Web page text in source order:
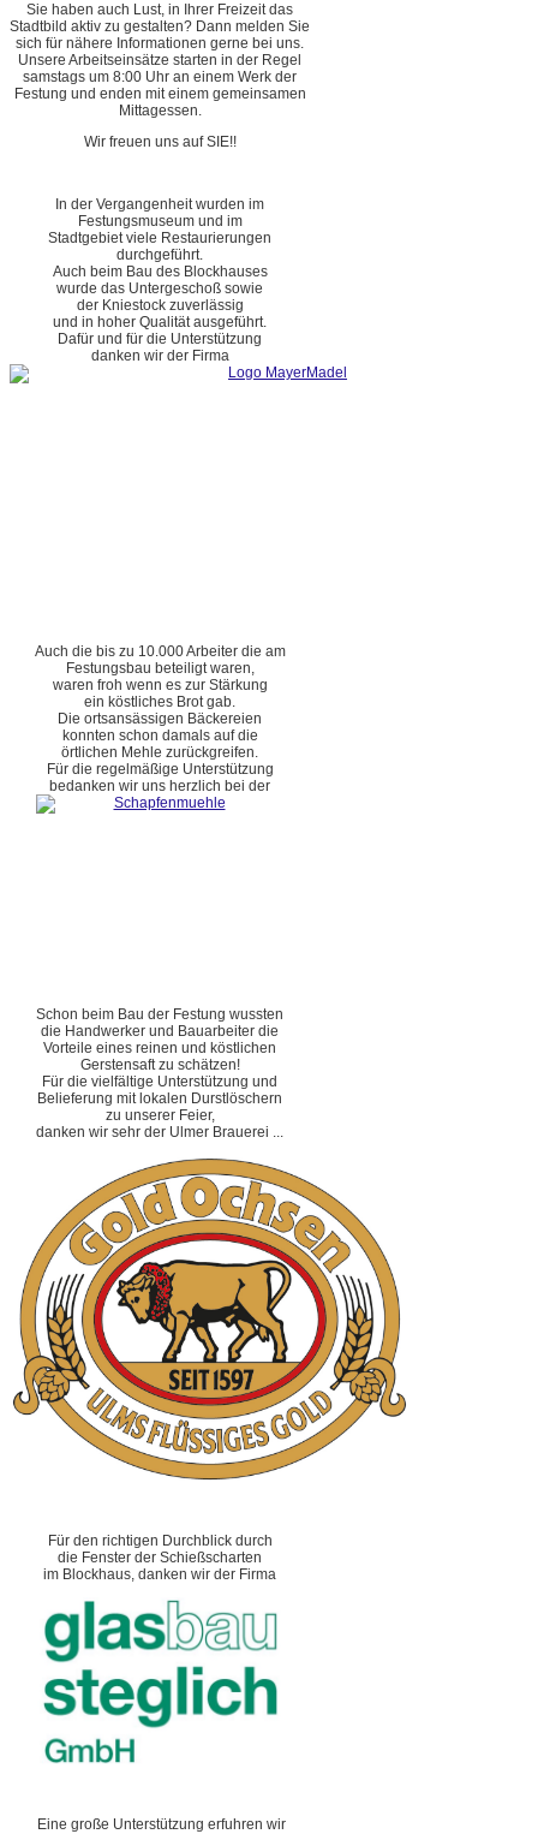
Sie haben auch Lust, in Ihrer Freizeit das
Stadtbild aktiv zu gestalten? Dann melden Sie
sich für nähere Informationen gerne bei uns.
Unsere Arbeitseinsätze starten in der Regel
samstags um 8:00 Uhr an einem Werk der
Festung und enden mit einem gemeinsamen
Mittagessen.
Wir freuen uns auf SIE!!
In der Vergangenheit wurden im
Festungsmuseum und im
Stadtgebiet viele Restaurierungen
durchgeführt.
Auch beim Bau des Blockhauses
wurde das Untergeschoß sowie
der Kniestock zuverlässig
und in hoher Qualität ausgeführt.
Dafür und für die Unterstützung
danken wir der Firma
Auch die bis zu 10.000 Arbeiter die am
Festungsbau beteiligt waren,
waren froh wenn es zur Stärkung
ein köstliches Brot gab.
Die ortsansässigen Bäckereien
konnten schon damals auf die
örtlichen Mehle zurückgreifen.
Für die regelmäßige Unterstützung
bedanken wir uns herzlich bei der
Schon beim Bau der Festung wussten
die Handwerker und Bauarbeiter die
Vorteile eines reinen und köstlichen
Gerstensaft zu schätzen!
Für die vielfältige Unterstützung und
Belieferung mit lokalen Durstlöschern
zu unserer Feier,
danken wir sehr der Ulmer Brauerei ...
Für den richtigen Durchblick durch
die Fenster der Schießscharten
im Blockhaus, danken wir der Firma
Eine große Unterstützung erfuhren wir